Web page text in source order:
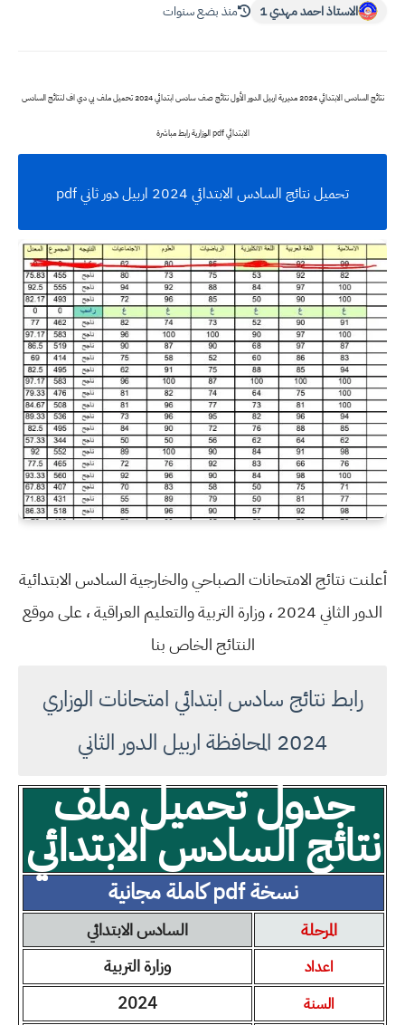
الاستاذ احمد مهدي 1 منذ بضع سنوات
نتائج السادس الابتدائي 2024 مديرية اربيل الدور الأول نتائج صف سادس ابتدائي 2024 تحميل ملف بي دي اف لنتائج السادس
الابتدائي pdf الوزارية رابط مباشرة
تحميل نتائج السادس الابتدائي 2024 اربيل دور ثاني pdf
أعلنت نتائج الامتحانات الصباحي والخارجية السادس الابتدائية
الدور الثاني 2024 ، وزارة التربية والتعليم العراقية ، على موقع
النتائج الخاص بنا
رابط نتائج سادس ابتدائي امتحانات الوزاري
2024 المحافظة اربيل الدور الثاني
جدول تحميل ملف
نتائج السادس الابتدائي
نسخة pdf كاملة مجانية
المرحلة السادس الابتدائي
اعداد وزارة التربية
السنة 2024